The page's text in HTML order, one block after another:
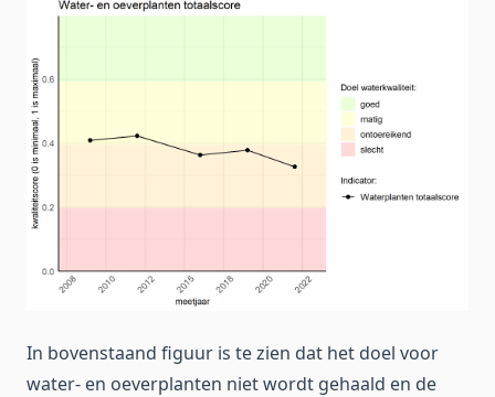
In bovenstaand figuur is te zien dat het doel voor
water- en oeverplanten niet wordt gehaald en de